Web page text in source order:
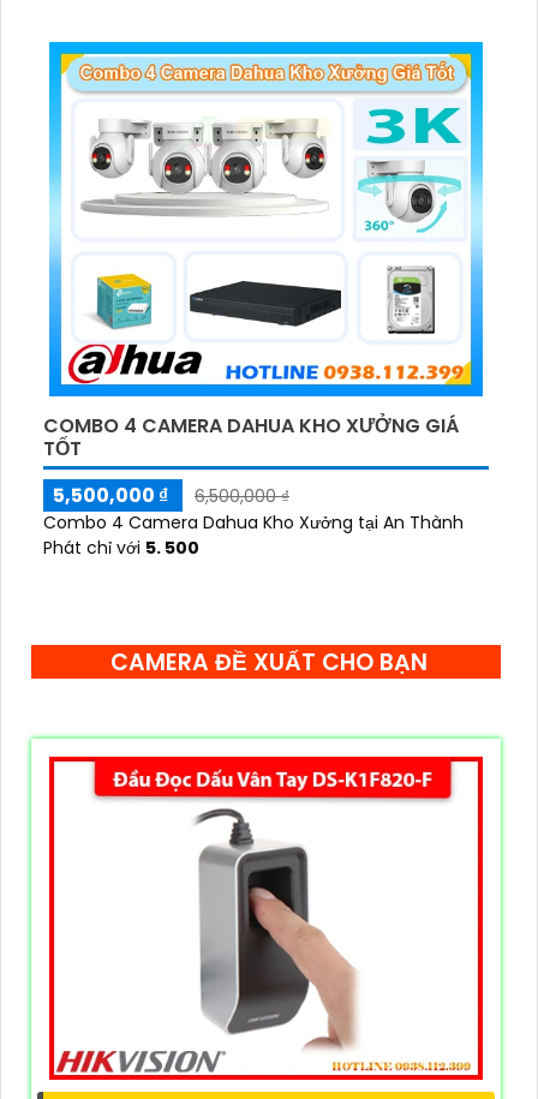
thoại âm thanh 2 chiều và giám sát có màu vào ban
đêm
COMBO 4 CAMERA DAHUA KHO XƯỞNG GIÁ
TỐT
5,500,000 ₫
6,500,000 ₫
Combo 4 Camera Dahua Kho Xưởng tại An Thành
Phát chỉ với 5. 500
CAMERA ĐỀ XUẤT CHO BẠN